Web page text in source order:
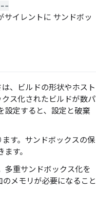
--
サイレントに サンドボッ
、ビルドの形状やホスト
ス化されたビルドが数パ
設定すると、設定と破棄
す。サンドボックスの保
す。
多重サンドボックス化を
メモリが必要になること